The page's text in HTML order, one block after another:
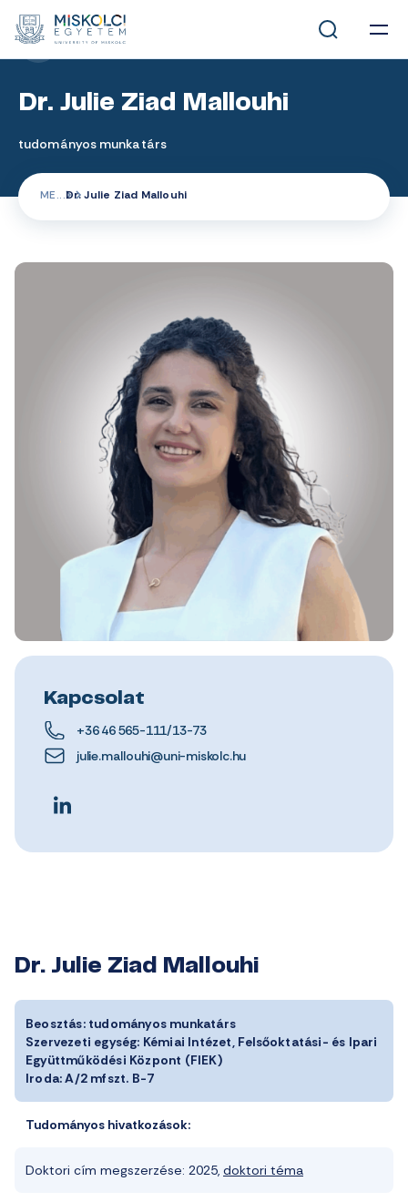
MUNKATÁRSAK
Dr. Julie Ziad Mallouhi
tudományos munkatárs
ME Dr. Julie Ziad Mallouhi
Kapcsolat
+36 46 565-111/13-73
julie.mallouhi@uni-miskolc.hu
Dr. Julie Ziad Mallouhi
Beosztás:tudományos munkatárs
Szervezeti egység: Kémiai Intézet, Felsőoktatási- és Ipari
Együttműködési Központ (FIEK)
Iroda:A/2 mfszt. B-7
Tudományos hivatkozások:
Doktori cím megszerzése: 2025, doktori téma